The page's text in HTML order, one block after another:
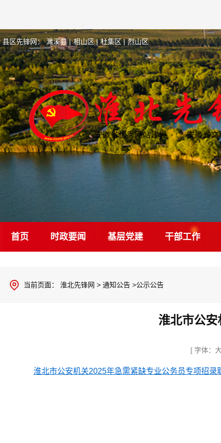
县区先锋网： 濉溪县 | 相山区 | 杜集区 | 烈山区
首页 时政要闻 基层党建 干部工作
当前页面： 淮北先锋网 > 通知公告 >公示公告
淮北市公安
[ 字体：
淮北市公安机关2025年急需紧缺专业公务员专项招录